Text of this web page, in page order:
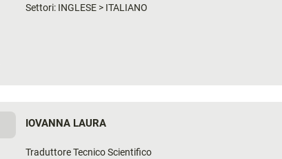
Settori: INGLESE > ITALIANO
IOVANNA LAURA
Traduttore Tecnico Scientifico